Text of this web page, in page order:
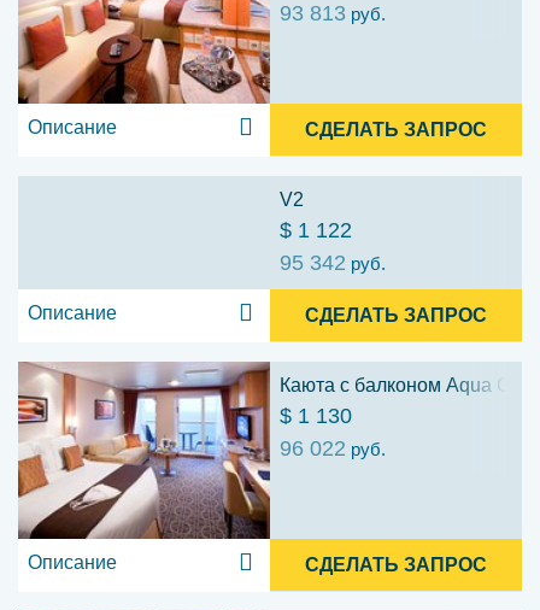
93 813 руб.
Описание СДЕЛАТЬ ЗАПРОС
V2
$ 1 122
95 342 руб.
Описание СДЕЛАТЬ ЗАПРОС
Каюта с балконом Aqua
$ 1 130
96 022 руб.
Описание СДЕЛАТЬ ЗАПРОС